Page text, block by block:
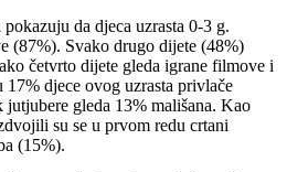
da djeca uzrasta 0-3 g.
(87%). Svako drugo dijete (48%)
četvrto dijete gleda igrane filmove i
17% djece ovog uzrasta privlače
gleda 13% mališana. Kao
su se u prvom redu crtani
(15%).